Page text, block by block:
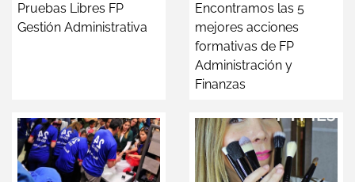
Pruebas Libres FP
Gestión Administrativa
Encontramos las 5
mejores acciones
formativas de FP
Administración y
Finanzas